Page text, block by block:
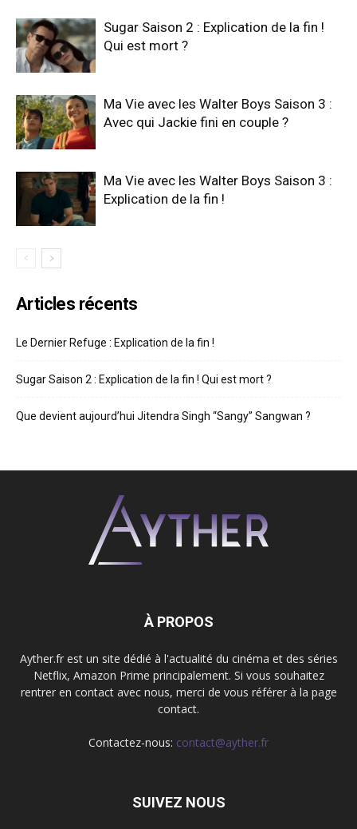
Sugar Saison 2 : Explication de la fin !
Qui est mort ?
Ma Vie avec les Walter Boys Saison 3 :
Avec qui Jackie fini en couple ?
Ma Vie avec les Walter Boys Saison 3 :
Explication de la fin !
Articles récents
Le Dernier Refuge : Explication de la fin !
Sugar Saison 2 : Explication de la fin ! Qui est mort ?
Que devient aujourd’hui Jitendra Singh “Sangy” Sangwan ?
À PROPOS
Ayther.fr est un site dédié à l'actualité du cinéma et des séries
Netflix, Amazon Prime principalement. Si vous souhaitez
rentrer en contact avec nous, merci de vous référer à la page
contact.
Contactez-nous: contact@ayther.fr
SUIVEZ NOUS